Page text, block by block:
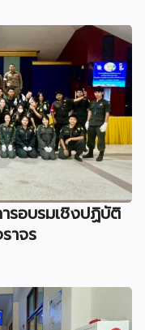
อบรมเชิงปฏิบัติ
าจร